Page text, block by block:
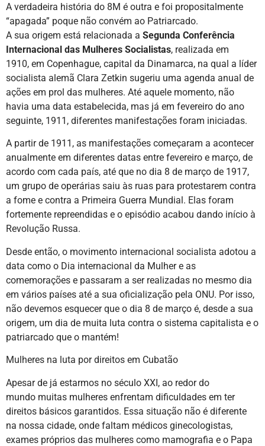
A verdadeira história do 8M é outra e foi propositalmente
“apagada” poque não convém ao Patriarcado.
A sua origem está relacionada a Segunda Conferência
Internacional das Mulheres Socialistas, realizada em
1910, em Copenhague, capital da Dinamarca, na qual a líder
socialista alemã Clara Zetkin sugeriu uma agenda anual de
ações em prol das mulheres. Até aquele momento, não
havia uma data estabelecida, mas já em fevereiro do ano
seguinte, 1911, diferentes manifestações foram iniciadas.
A partir de 1911, as manifestações começaram a acontecer
anualmente em diferentes datas entre fevereiro e março, de
acordo com cada país, até que no dia 8 de março de 1917,
um grupo de operárias saiu às ruas para protestarem contra
a fome e contra a Primeira Guerra Mundial. Elas foram
fortemente repreendidas e o episódio acabou dando início à
Revolução Russa.
Desde então, o movimento internacional socialista adotou a
data como o Dia internacional da Mulher e as
comemorações e passaram a ser realizadas no mesmo dia
em vários países até a sua oficialização pela ONU. Por isso,
não devemos esquecer que o dia 8 de março é, desde a sua
origem, um dia de muita luta contra o sistema capitalista e o
patriarcado que o mantém!
Mulheres na luta por direitos em Cubatão
Apesar de já estarmos no século XXI, ao redor do
mundo muitas mulheres enfrentam dificuldades em ter
direitos básicos garantidos. Essa situação não é diferente
na nossa cidade, onde faltam médicos ginecologistas,
exames próprios das mulheres como mamografia e o Papa